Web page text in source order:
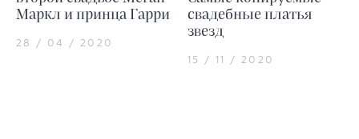
Маркл и принца Гарри
28 / 04 / 2020
свадебные платья
звезд
15 / 11 / 2020